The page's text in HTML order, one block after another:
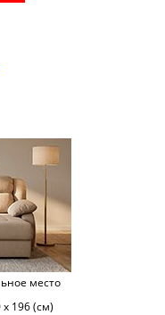
место
х 196 (см)